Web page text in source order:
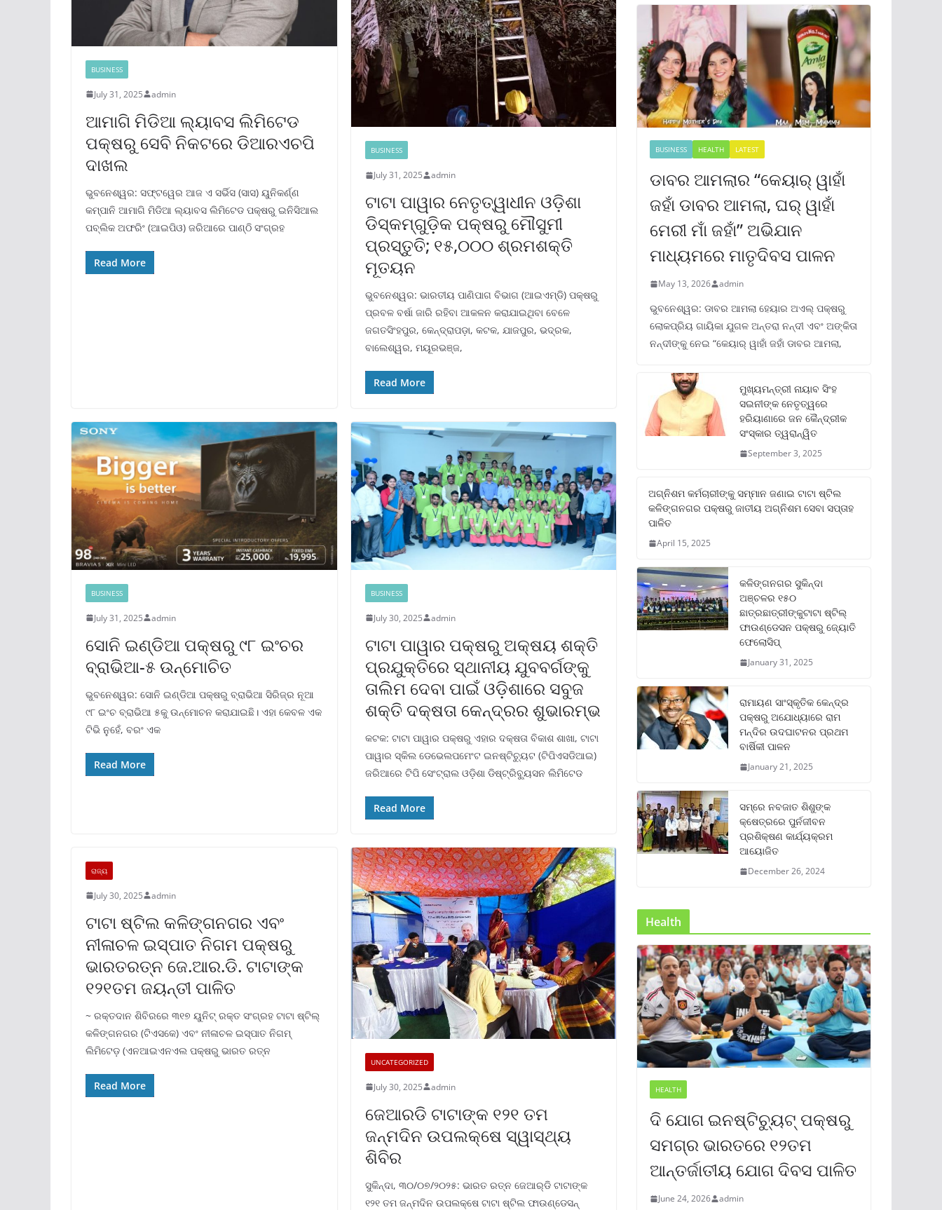
BUSINESS
July 31, 2025 admin
ଆମାଗି ମିଡିଆ ଲ୍ୟାବସ ଲିମିଟେଡ
ପକ୍ଷରୁ ସେବି ନିକଟରେ ଡିଆରଏଚପି
ଦାଖଲ
ଭୁବନେଶ୍ୱର: ସଫ୍ଟୱେର ଆଜ ଏ ସର୍ଭିସ (ସାସ) ୟୁନିକର୍ଣ୍ଣ
କମ୍ପାନି ଆମାଗି ମିଡିଆ ଲ୍ୟାବସ ଲିମିଟେଡ ପକ୍ଷରୁ ଇନିସିଆଲ
ପବ୍ଲିକ ଅଫରିଂ (ଆଇପିଓ) ଜରିଆରେ ପାଣ୍ଠି ସଂଗ୍ରହ
Read More
BUSINESS
July 31, 2025 admin
ଟାଟା ପାୱାର ନେତୃତ୍ୱାଧୀନ ଓଡ଼ିଶା
ଡିସ୍‌କମ୍‌ଗୁଡ଼ିକ ପକ୍ଷରୁ ମୌସୁମୀ
ପ୍ରସ୍ତୁତି; ୧୫,୦୦୦ ଶ୍ରମଶକ୍ତି
ମୂତୟନ
ଭୁବନେଶ୍ୱର: ଭାରତୀୟ ପାଣିପାଗ ବିଭାଗ (ଆଇଏମ୍‌ଡି) ପକ୍ଷରୁ
ପ୍ରବଳ ବର୍ଷା ଜାରି ରହିବା ଆକଳନ କରାଯାଇଥିବା ବେଳେ
ଜଗତସିଂହପୁର, କେନ୍ଦ୍ରାପଡ଼ା, କଟକ, ଯାଜପୁର, ଭଦ୍ରକ,
ବାଲେଶ୍ୱର, ମୟୂରଭଞ୍ଜ,
Read More
BUSINESS
July 31, 2025 admin
ସୋନି ଇଣ୍ଡିଆ ପକ୍ଷରୁ ୯୮ ଇଂଚର
ବ୍ରାଭିଆ-୫ ଉନ୍ମୋଚିତ
ଭୁବନେଶ୍ୱର: ସୋନି ଇଣ୍ଡିଆ ପକ୍ଷରୁ ବ୍ରାଭିଆ ସିରିଜ୍‌ର ନୂଆ
୯୮ ଇଂଚ ବ୍ରାଭିଆ ୫କୁ ଉନ୍ମୋଚନ କରାଯାଇଛି। ଏହା କେବଳ ଏକ
ଟିଭି ନୁହେଁ, ବରଂ ଏକ
Read More
BUSINESS
July 30, 2025 admin
ଟାଟା ପାୱାର ପକ୍ଷରୁ ଅକ୍ଷୟ ଶକ୍ତି
ପ୍ରଯୁକ୍ତିରେ ସ୍ଥାନୀୟ ଯୁବବର୍ଗଙ୍କୁ
ତାଲିମ ଦେବା ପାଇଁ ଓଡ଼ିଶାରେ ସବୁଜ
ଶକ୍ତି ଦକ୍ଷତା କେନ୍ଦ୍ରର ଶୁଭାରମ୍ଭ
କଟକ: ଟାଟା ପାୱାର ପକ୍ଷରୁ ଏହାର ଦକ୍ଷତା ବିକାଶ ଶାଖା, ଟାଟା
ପାୱାର ସ୍କିଲ ଡେଭେଲପମେଂଟ ଇନଷ୍ଟିଚ୍ୟୁଟ (ଟିପିଏସଡିଆଇ)
ଜରିଆରେ ଟିପି ସେଂଟ୍ରାଲ ଓଡ଼ିଶା ଡିଷ୍ଟ୍ରିବ୍ୟୁସନ ଲିମିଟେଡ
Read More
ରାଜ୍ୟ
July 30, 2025 admin
ଟାଟା ଷ୍ଟିଲ କଳିଙ୍ଗନଗର ଏବଂ
ନୀଳାଚଳ ଇସ୍ପାତ ନିଗମ ପକ୍ଷରୁ
ଭାରତରତ୍ନ ଜେ.ଆର.ଡି. ଟାଟାଙ୍କ
୧୨୧ତମ ଜୟନ୍ତୀ ପାଳିତ
~ ରକ୍ତଦାନ ଶିବିରରେ ୩୧୭ ୟୁନିଟ୍ ରକ୍ତ ସଂଗ୍ରହ ଟାଟା ଷ୍ଟିଲ୍
କଳିଙ୍ଗନଗର (ଟିଏସକେ) ଏବଂ ନୀଳାଚଳ ଇସ୍ପାତ ନିଗମ୍
ଲିମିଟେଡ଼ (ଏନଆଇଏନଏଲ ପକ୍ଷରୁ ଭାରତ ରତ୍ନ
Read More
UNCATEGORIZED
July 30, 2025 admin
ଜେଆରଡି ଟାଟାଙ୍କ ୧୨୧ ତମ
ଜନ୍ମଦିନ ଉପଲକ୍ଷେ ସ୍ୱାସ୍ଥ୍ୟ
ଶିବିର
ସୁକିନ୍ଦା, ୩୦/୦୭/୨୦୨୫: ଭାରତ ରତ୍ନ ଜେଆର୍‌ଡି ଟାଟାଙ୍କ
୧୨୧ ତମ ଜନ୍ମଦିନ ଉପଲକ୍ଷେ ଟାଟା ଷ୍ଟିଲ ଫାଉଣ୍ଡେସନ୍
BUSINESS HEALTH LATEST
ଡାବର ଆମଲାର “କେୟାର୍ ୱାହାଁ
ଜହାଁ ଡାବର ଆମଲା, ଘର୍ ୱାହାଁ
ମେରୀ ମାଁ ଜହାଁ” ଅଭିଯାନ
ମାଧ୍ୟମରେ ମାତୃଦିବସ ପାଳନ
May 13, 2026 admin
ଭୁବନେଶ୍ୱର: ଡାବର ଆମଲା ହେୟାର ଅଏଲ୍ ପକ୍ଷରୁ
ଲୋକପ୍ରିୟ ଗାୟିକା ଯୁଗଳ ଅନ୍ତରା ନନ୍ଦୀ ଏବଂ ଅଙ୍କିତା
ନନ୍ଦୀଙ୍କୁ ନେଇ “କେୟାର୍ ୱାହାଁ ଜହାଁ ଡାବର ଆମଲା,
ମୁଖ୍ୟମନ୍ତ୍ରୀ ନାୟାବ ସିଂହ
ସଇନୀଙ୍କ ନେତୃତ୍ୱରେ
ହରିୟାଣାରେ ଜନ କୈନ୍ଦ୍ରୀକ
ସଂସ୍କାର ତ୍ୱରାନ୍ୱିତ
September 3, 2025
ଅଗ୍ନିଶମ କର୍ମଚାରୀଙ୍କୁ ସମ୍ମାନ ଜଣାଇ ଟାଟା ଷ୍ଟିଲ
କଳିଙ୍ଗନଗର ପକ୍ଷରୁ ଜାତୀୟ ଅଗ୍ନିଶମ ସେବା ସପ୍ତାହ
ପାଳିତ
April 15, 2025
କଳିଙ୍ଗନଗର ସୁକିନ୍ଦା
ଅଞ୍ଚଳର ୧୫୦
ଛାତ୍ରଛାତ୍ରୀଙ୍କୁଟାଟା ଷ୍ଟିଲ୍
ଫାଉଣ୍ଡେସନ ପକ୍ଷରୁ ଜ୍ୟୋତି
ଫେଲୋସିପ୍‌
January 31, 2025
ରାମାୟଣ ସାଂସ୍କୃତିକ କେନ୍ଦ୍ର
ପକ୍ଷରୁ ଅଯୋଧ୍ୟାରେ ରାମ
ମନ୍ଦିର ଉଦଘାଟନର ପ୍ରଥମ
ବାର୍ଷିକୀ ପାଳନ
January 21, 2025
ସମ୍‌ରେ ନବଜାତ ଶିଶୁଙ୍କ
କ୍ଷେତ୍ରରେ ପୁର୍ନଜୀବନ
ପ୍ରଶିକ୍ଷଣ କାର୍ଯ୍ୟକ୍ରମ
ଆୟୋଜିତ
December 26, 2024
Health
HEALTH
ଦି ଯୋଗ ଇନଷ୍ଟିଚ୍ୟୁଟ୍ ପକ୍ଷରୁ
ସମଗ୍ର ଭାରତରେ ୧୨ତମ
ଆନ୍ତର୍ଜାତୀୟ ଯୋଗ ଦିବସ ପାଳିତ
June 24, 2026 admin